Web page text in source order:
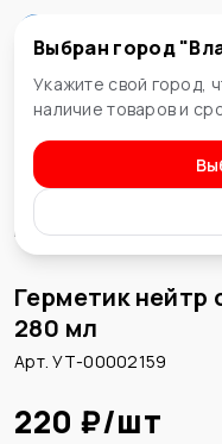
Владивосток
Выбран город "
Укажите свой город,
наличие товаров и
Герметики, силикон
Герметик нейтр
280 мл
Арт. УТ-00002159
220 ₽/шт